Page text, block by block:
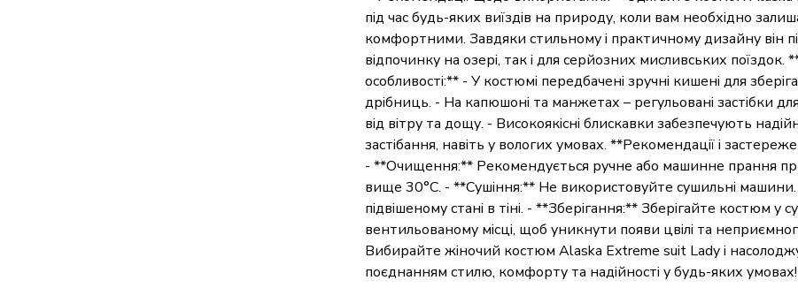
під час будь-яких виїздів на природу, коли вам необхідно
комфортними. Завдяки стильному і практичному дизайну він
відпочинку на озері, так і для серйозних мисливських поїздок.
особливості:** - У костюмі передбачені зручні кишені для
дрібниць. - На капюшоні та манжетах – регульовані застібки для
від вітру та дощу. - Високоякісні блискавки забезпечують
застібання, навіть у вологих умовах. **Рекомендації і
- **Очищення:** Рекомендується ручне або машинне прання
вище 30°C. - **Сушіння:** Не використовуйте сушильні
підвішеному стані в тіні. - **Зберігання:** Зберігайте костюм у
вентильованому місці, щоб уникнути появи цвілі та
Вибирайте жіночий костюм Alaska Extreme suit Lady і
поєднанням стилю, комфорту та надійності у будь-яких умовах!